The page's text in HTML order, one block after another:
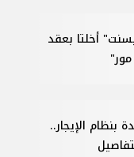
أخلتا بعقد
ألف وحدة بنظام الإيجار..